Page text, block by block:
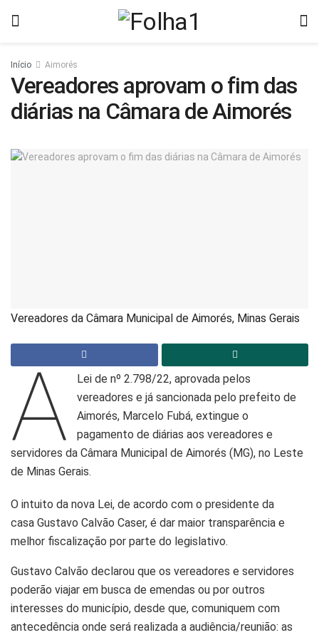
Início Aimorés
Vereadores aprovam o fim das
diárias na Câmara de Aimorés
Vereadores da Câmara Municipal de Aimorés, Minas Gerais
A
Lei de nº 2.798/22, aprovada pelos
vereadores e já sancionada pelo prefeito de
Aimorés, Marcelo Fubá, extingue o
pagamento de diárias aos vereadores e
servidores da Câmara Municipal de Aimorés (MG), no Leste
de Minas Gerais.
O intuito da nova Lei, de acordo com o presidente da
casa Gustavo Calvão Caser, é dar maior transparência e
melhor fiscalização por parte do legislativo.
Gustavo Calvão declarou que os vereadores e servidores
poderão viajar em busca de emendas ou por outros
interesses do município, desde que, comuniquem com
antecedência onde será realizada a audiência/reunião: as